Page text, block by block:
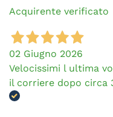
Acquirente verificato
02 Giugno 2026
Velocissimi l ultima
il corriere dopo circa